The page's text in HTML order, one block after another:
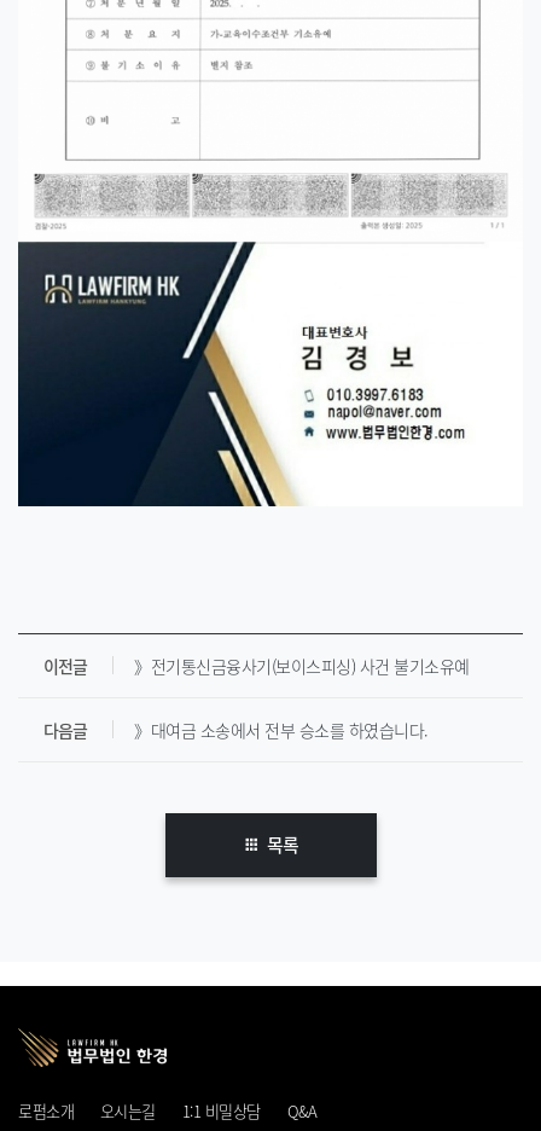
이전글 》전기통신금융사기(보이스피싱) 사건 불기소유예
다음글 》대여금 소송에서 전부 승소를 하였습니다.
목록
로펌소개 오시는길 1:1 비밀상담 Q&A